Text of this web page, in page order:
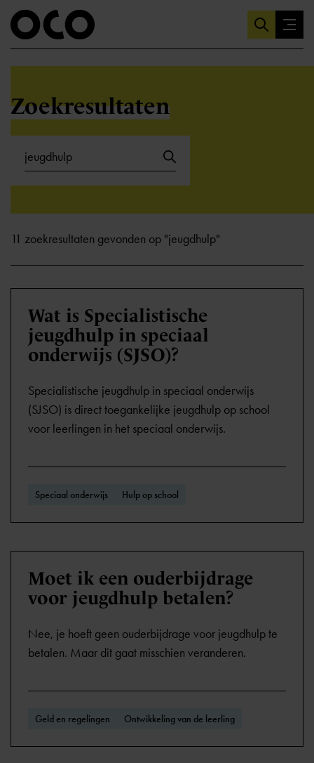
Zoekresultaten
11 zoekresultaten gevonden op "jeugdhulp"
Wat is Specialistische
jeugdhulp in speciaal
onderwijs (SJSO)?
Specialistische jeugdhulp in speciaal onderwijs
(SJSO) is direct toegankelijke jeugdhulp op school
voor leerlingen in het speciaal onderwijs.
Speciaal onderwijs Hulp op school
Moet ik een ouderbijdrage
voor jeugdhulp betalen?
Nee, je hoeft geen ouderbijdrage voor jeugdhulp te
betalen. Maar dit gaat misschien veranderen.
Geld en regelingen Ontwikkeling van de leerling